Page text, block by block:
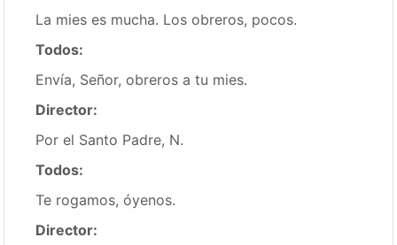
La mies es mucha. Los obreros, pocos.
Todos:
Envía, Señor, obreros a tu mies.
Director:
Por el Santo Padre, N.
Todos:
Te rogamos, óyenos.
Director: